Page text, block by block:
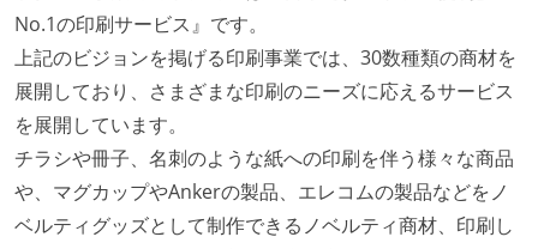
No.1の印刷サービス』です。
上記のビジョンを掲げる印刷事業では、30数種類の商材を
展開しており、さまざまな印刷のニーズに応えるサービス
を展開しています。
チラシや冊子、名刺のような紙への印刷を伴う様々な商品
や、マグカップやAnkerの製品、エレコムの製品などをノ
ベルティグッズとして制作できるノベルティ商材、印刷し